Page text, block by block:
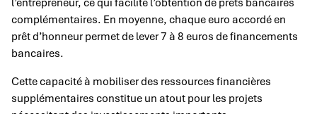
l’entrepreneur, ce qui facilite l’obtention de prêts bancaires
complémentaires. En moyenne, chaque euro accordé en
prêt d’honneur permet de lever 7 à 8 euros de financements
bancaires.
Cette capacité à mobiliser des ressources financières
supplémentaires constitue un atout pour les projets